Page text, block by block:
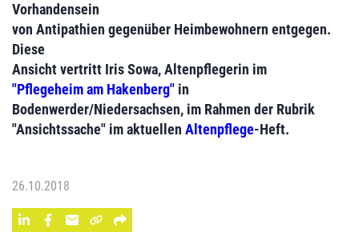
Vorhandensein
von Antipathien gegenüber Heimbewohnern entgegen.
Diese
Ansicht vertritt Iris Sowa, Altenpflegerin im
"Pflegeheim am Hakenberg" in
Bodenwerder/Niedersachsen, im Rahmen der Rubrik
"Ansichtssache" im aktuellen Altenpflege-Heft.
26.10.2018